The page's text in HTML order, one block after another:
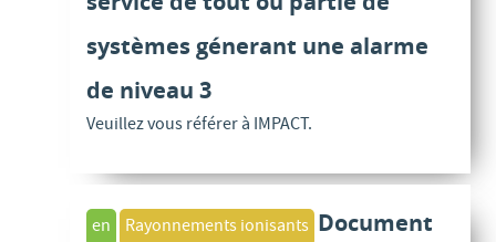
systèmes génerant une alarme
de niveau 3
Veuillez vous référer à IMPACT.
en Rayonnements ionisants Document